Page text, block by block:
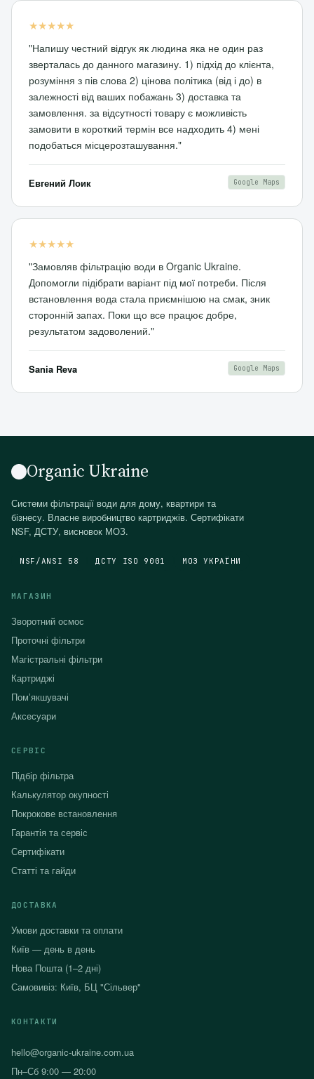
★★★★★
"Напишу честний відгук як людина яка не один раз
зверталась до данного магазину. 1) підхід до клієнта,
розуміння з пів слова 2) цінова політика (від і до) в
залежності від ваших побажань 3) доставка та
замовлення. за відсутності товару є можливість
замовити в короткий термін все надходить 4) мені
подобаться місцерозташування."
Евгений Лоик Google Maps
★★★★★
"Замовляв фільтрацію води в Organic Ukraine.
Допомогли підібрати варіант під мої потреби. Після
встановлення вода стала приємнішою на смак, зник
сторонній запах. Поки що все працює добре,
результатом задоволений."
Sania Reva Google Maps
Organic Ukraine
Системи фільтрації води для дому, квартири та
бізнесу. Власне виробництво картриджів. Сертифікати
NSF, ДСТУ, висновок МОЗ.
NSF/ANSI 58 ДСТУ ISO 9001 МОЗ УКРАЇНИ
МАГАЗИН
Зворотний осмос
Проточні фільтри
Магістральні фільтри
Картриджі
Помʼякшувачі
Аксесуари
СЕРВІС
Підбір фільтра
Калькулятор окупності
Покрокове встановлення
Гарантія та сервіс
Сертифікати
Статті та гайди
ДОСТАВКА
Умови доставки та оплати
Київ — день в день
Нова Пошта (1–2 дні)
Самовивіз: Київ, БЦ "Сільвер"
КОНТАКТИ
hello@organic-ukraine.com.ua
Пн–Сб 9:00 — 20:00